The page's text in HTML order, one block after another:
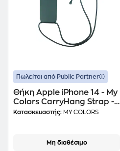
Πωλείται από Public Partner
Θήκη Apple iPhone 14 - My
Colors CarryHang Strap -
Πράσινο Σκούρο
Κατασκευαστής: MY COLORS
Μη διαθέσιμο